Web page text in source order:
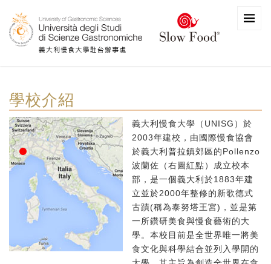
學校介紹
義大利慢食大學（UNISG）於
2003年建校，由國際慢食協會
於義大利普拉鎮郊區的Pollenzo
波蘭佐（右圖紅點）成立校本
部，是一個義大利於1883年建
立並於2000年整修的新歌德式
古蹟(稱為泰努塔王宮)，並是第
一所鑽研美食與慢食藝術的大
學。本校目前是全世界唯一將美
食文化與科學結合並列入學開的